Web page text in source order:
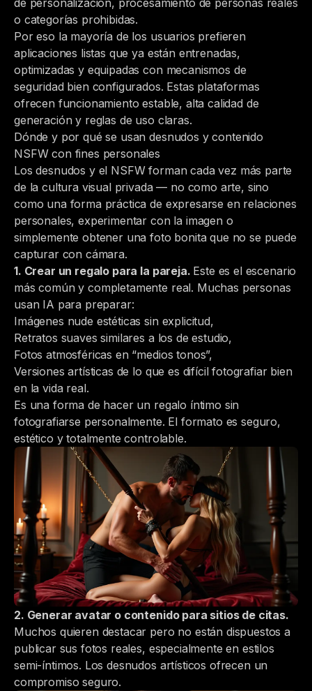
o categorías prohibidas.
Por eso la mayoría de los usuarios prefieren
aplicaciones listas que ya están entrenadas,
optimizadas y equipadas con mecanismos de
seguridad bien configurados. Estas plataformas
ofrecen funcionamiento estable, alta calidad de
generación y reglas de uso claras.
Dónde y por qué se usan desnudos y contenido
NSFW con fines personales
Los desnudos y el NSFW forman cada vez más parte
de la cultura visual privada — no como arte, sino
como una forma práctica de expresarse en relaciones
personales, experimentar con la imagen o
simplemente obtener una foto bonita que no se puede
capturar con cámara.
1. Crear un regalo para la pareja. Este es el escenario
más común y completamente real. Muchas personas
usan IA para preparar:
Imágenes nude estéticas sin explicitud,
Retratos suaves similares a los de estudio,
Fotos atmosféricas en “medios tonos”,
Versiones artísticas de lo que es difícil fotografiar bien
en la vida real.
Es una forma de hacer un regalo íntimo sin
fotografiarse personalmente. El formato es seguro,
estético y totalmente controlable.
2. Generar avatar o contenido para sitios de citas.
Muchos quieren destacar pero no están dispuestos a
publicar sus fotos reales, especialmente en estilos
semi-íntimos. Los desnudos artísticos ofrecen un
compromiso seguro.